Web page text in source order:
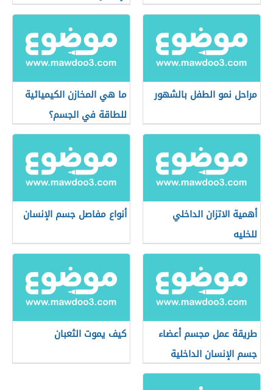
مراحل نمو الطفل بالشهور
ما هي المخازن الكيميائية
للطاقة في الجسم؟
أهمية الاتزان الداخلي
للخليه
أنواع مفاصل جسم الإنسان
طريقة عمل مجسم أعضاء
جسم الإنسان الداخلية
كيف يموت الثعبان